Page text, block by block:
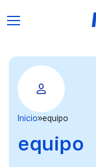
Inicio equipo
equipo